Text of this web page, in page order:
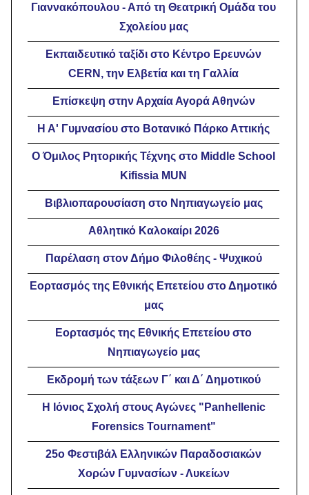
Γιαννακόπουλου - Από τη Θεατρική Ομάδα του
Σχολείου μας
Eκπαιδευτικό ταξίδι στο Κέντρο Ερευνών
CERN, την Ελβετία και τη Γαλλία
Επίσκεψη στην Αρχαία Αγορά Αθηνών
Η Α' Γυμνασίου στο Βοτανικό Πάρκο Αττικής
Ο Όμιλος Ρητορικής Τέχνης στο Middle School
Kifissia MUN
Βιβλιοπαρουσίαση στο Νηπιαγωγείο μας
Αθλητικό Καλοκαίρι 2026
Παρέλαση στον Δήμο Φιλοθέης - Ψυχικού
Εορτασμός της Εθνικής Επετείου στο Δημοτικό
μας
Εορτασμός της Εθνικής Επετείου στο
Νηπιαγωγείο μας
Εκδρομή των τάξεων Γ΄ και Δ΄ Δημοτικού
Η Ιόνιος Σχολή στους Αγώνες "Panhellenic
Forensics Τοurnament"
25ο Φεστιβάλ Ελληνικών Παραδοσιακών
Χορών Γυμνασίων - Λυκείων